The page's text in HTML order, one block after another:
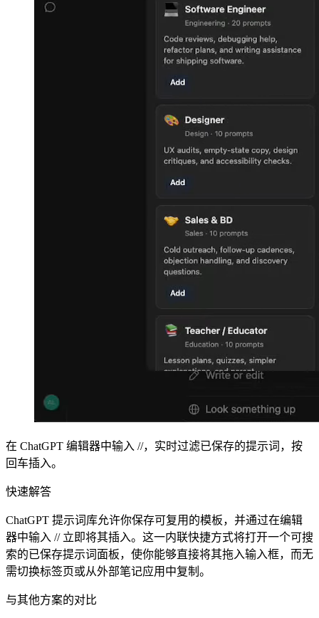
在 ChatGPT 编辑器中输入 //，实时过滤已保存的提示词，按
回车插入。
快速解答
ChatGPT 提示词库允许你保存可复用的模板，并通过在编辑
器中输入 // 立即将其插入。这一内联快捷方式将打开一个可搜
索的已保存提示词面板，使你能够直接将其拖入输入框，而无
需切换标签页或从外部笔记应用中复制。
与其他方案的对比